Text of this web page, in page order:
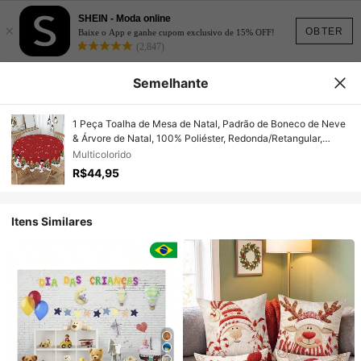
OBTER
×
SHEIN - Moda online
Baixe o App e ganhe cupom exclusivo de 15% OFF!
(2,847)
Semelhante
1 Peça Toalha de Mesa de Natal, Padrão de Boneco de Neve
& Árvore de Natal, 100% Poliéster, Redonda/Retangular,
Decoração de Mesa de Cozinha & Sala de Jantar de Feriado,
Decoração de Festa de Natal, Decoração para Casa
Multicolorido
R$44,95
Itens Similares